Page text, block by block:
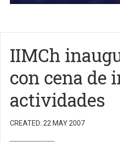
IIMCh
con cena de
actividades
CREATED: 22 MAY 2007